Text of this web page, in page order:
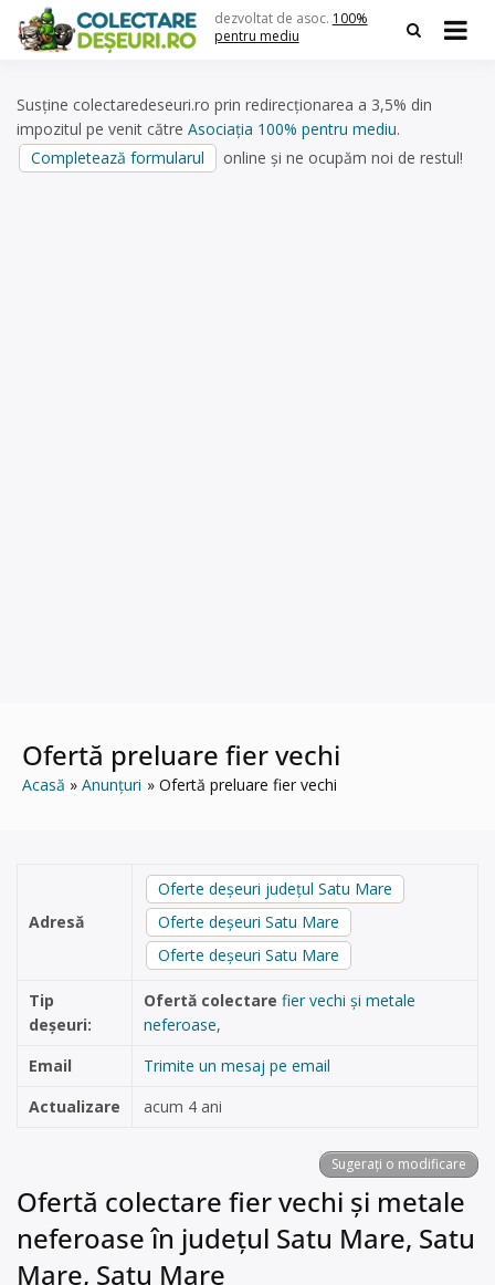
content
dezvoltat de asoc. 100%
pentru mediu
Susține colectaredeseuri.ro prin redirecționarea a 3,5% din
impozitul pe venit către Asociația 100% pentru mediu.
Completează formularul
online și ne ocupăm noi de restul!
Ofertă preluare fier vechi
Acasă Anunțuri Ofertă preluare fier vechi
Adresă
Oferte deșeuri județul Satu Mare
Oferte deșeuri Satu Mare
Oferte deșeuri Satu Mare
Tip
deșeuri:
Ofertă colectare fier vechi și metale
neferoase,
Email
Trimite un mesaj pe email
Actualizare
acum 4 ani
Sugerați o modificare
Ofertă colectare fier vechi și metale
neferoase în județul Satu Mare, Satu
Mare, Satu Mare